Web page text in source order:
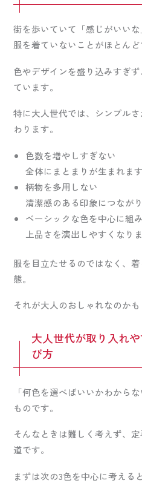
街を歩いていて「感じがいい
服を着ていないことがほとんど
色やデザインを盛り込みすぎ
ています。
特に大人世代では、シンプル
わります。
色数を増やしすぎない
全体にまとまりが生まれます
柄物を多用しない
清潔感のある印象につながり
ベーシックな色を中心に組
上品さを演出しやすくなりま
服を目立たせるのではなく、
態。
それが大人のおしゃれなのかも
大人世代が取り入れ
び方
「何色を選べばいいかわから
ものです。
そんなときは難しく考えず、
道です。
まずは次の3色を中心に考える